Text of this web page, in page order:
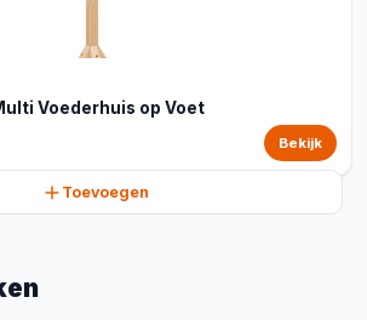
Voederhuis op Voet
Bekijk
Toevoegen